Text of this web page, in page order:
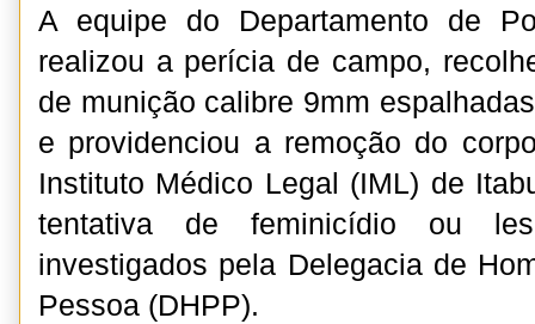
A equipe do Departamento de
realizou a perícia de campo,
de munição calibre 9mm
e providenciou a remoção do
Instituto Médico Legal (IML) de
tentativa de feminicídio ou
investigados pela Delegacia de
Pessoa (DHPP).